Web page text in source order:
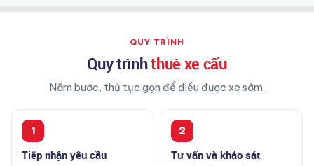
QUY TRÌNH
Quy trìnhthuê xe cẩu
Năm bước, thủ tục gọn để điều được xe sớm.
1
Tiếp nhận yêu cầu
2
Tư vấn và khảo sát